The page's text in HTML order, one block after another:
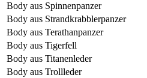
Body aus Spinnenpanzer
Body aus Strandkrabblerpanzer
Body aus Terathanpanzer
Body aus Tigerfell
Body aus Titanenleder
Body aus Trollleder